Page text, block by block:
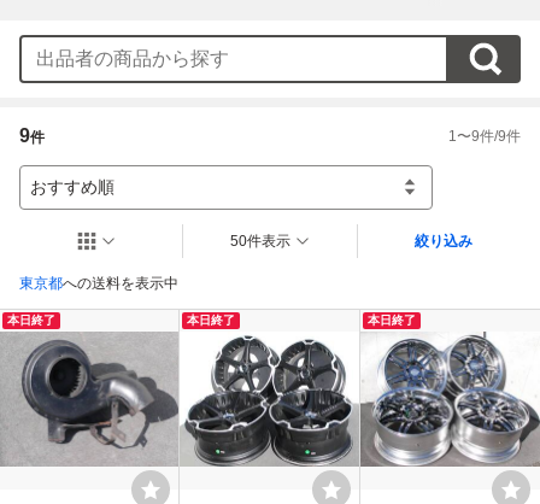
Ｄを記載のうえ　masa911rsr@xj.commufa.jp　にご連絡頂ければご対応させ
て頂きます。　それでは、よろしくお願い致します。
9件 1 〜9件/9件
おすすめ順
東京都への送料を表示中
50件表示 絞り込み
本日終了 本日終了 本日終了